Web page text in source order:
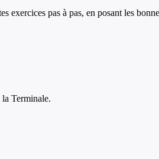
pas à pas, en posant les
Terminale.